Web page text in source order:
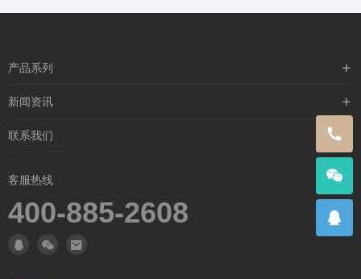
产品系列
含漱类
新闻资讯
行业新闻
媒体新闻
联系我们
常见问题
客服热线
400-885-2608